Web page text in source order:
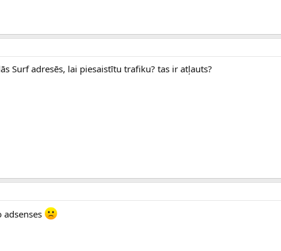
Surf adresēs, lai piesaistītu trafiku? tas ir atļauts?
adsenses